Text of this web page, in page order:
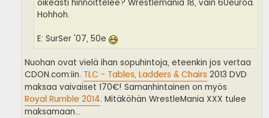
oikeasti hinnoittelee? Wrestlemania 18, vain 60euroa.
Hohhoh.
E: SurSer '07, 50e
Nuohan ovat vielä ihan sopuhintoja, eteenkin jos vertaa
CDON.com:iin. TLC - Tables, Ladders & Chairs 2013 DVD
maksaa vaivaiset 170€! Samanhintainen on myös
Royal Rumble 2014. Mitäköhän WrestleMania XXX tulee
maksamaan...